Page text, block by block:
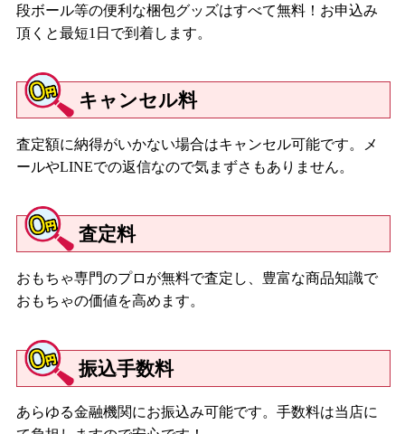
段ボール等の便利な梱包グッズはすべて無料！お申込み
頂くと最短1日で到着します。
キャンセル料
査定額に納得がいかない場合はキャンセル可能です。メ
ールやLINEでの返信なので気まずさもありません。
査定料
おもちゃ専門のプロが無料で査定し、豊富な商品知識で
おもちゃの価値を高めます。
振込手数料
あらゆる金融機関にお振込み可能です。手数料は当店に